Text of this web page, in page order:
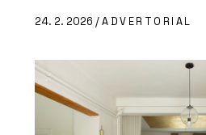
24. 2. 2026 /ADVERTORIAL